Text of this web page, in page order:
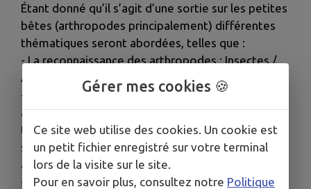
Étant donné qu’il s’agit d’une sortie sur les petites
bêtes (arthropodes principalement) différentes
thématiques seront abordées, telles que :
- La reconnaissance des arthropodes : Insectes /
Arachnides
- Un focus sur certains arthropodes en particulier :
araignées, punaises, mouches, guêpes, frelon,
tiques, moustiques, blattes avec des explications
sur leur écologie (cycle de vie, régime
alimentaire…)
- Questionnement des participants sur leurs
Gérer mes cookies 🍪
Ce site web utilise des cookies. Un cookie est
un petit fichier enregistré sur votre terminal
lors de la visite sur le site.
Pour en savoir plus, consultez notre Politique